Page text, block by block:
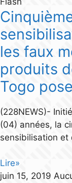
les faux
produits
Togo
(228NEWS)-
(04) années, la
sensibilisation et
Lire»
juin 15, 2019